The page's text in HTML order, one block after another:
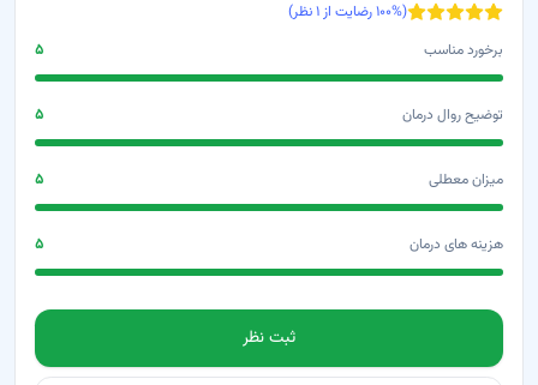
( ۱۰۰% رضایت از ۱نظر)
برخورد مناسب
۵
توضیح روال درمان ۵
میزان معطلی ۵
هزینه های درمان ۵
ثبت نظر